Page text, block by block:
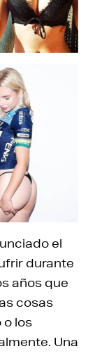
el
durante
años que
cosas
o los
Una